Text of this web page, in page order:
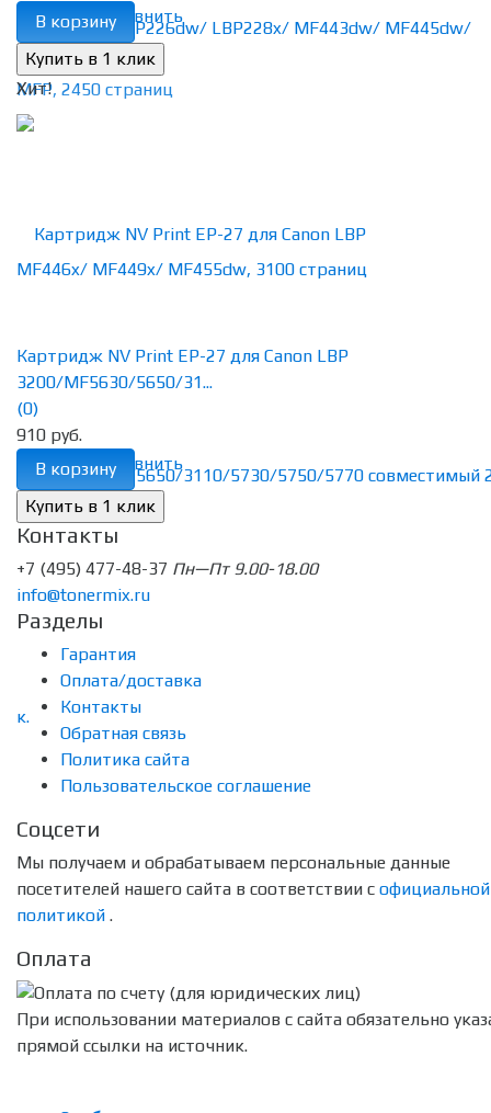
избранное сравнить
В корзину
Хит!
избранное сравнить
Картридж NV Print EP-27 для Canon LBP
3200/MF5630/5650/31...
(0)
910 руб.
В корзину
Контакты
+7 (495) 477-48-37 Пн—Пт 9.00-18.00
info@tonermix.ru
Разделы
Гарантия
Оплата/доставка
Контакты
Обратная связь
Политика сайта
Пользовательское соглашение
Соцсети
Мы получаем и обрабатываем персональные данные
посетителей нашего сайта в соответствии с официальной
политикой .
Оплата
При использовании материалов с сайта обязательно
прямой ссылки на источник.